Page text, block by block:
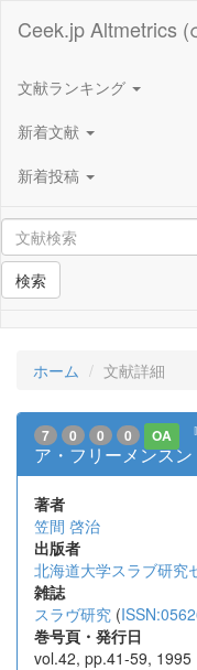
Ceek.jp Altmetrics
文献ランキング
新着文献
新着投稿
検索
ホーム 文献詳細
7 0 0 0 OA
ア・フリーメンスン
著者
笠間 啓治
出版者
北海道大学スラブ研究
雑誌
スラヴ研究 (
巻号頁・発行日
vol.42, pp.41-59, 1995